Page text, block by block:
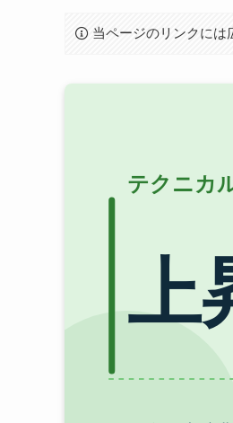
当ページのリンクには